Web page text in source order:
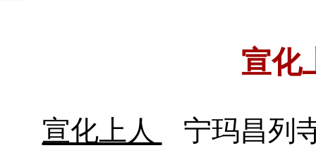
宣化
宣化上人 宁玛昌列